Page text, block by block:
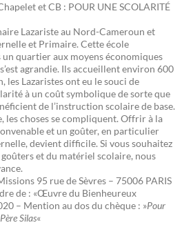
et CB : POUR UNE SCOLARITÉ
Lazariste au Nord-Cameroun et
et Primaire. Cette école
quartier aux moyens économiques
agrandie. Ils accueillent environ 600
les Lazaristes ont eu le souci de
à un coût symbolique de sorte que
de l’instruction scolaire de base.
les choses se compliquent. Offrir à la
et un goûter, en particulier
devient difficile. Si vous souhaitez
goûters et du matériel scolaire, nous
95 rue de Sèvres – 75006 PARIS
de : «Œuvre du Bienheureux
– Mention au dos du chèque : »Pour
Silas«